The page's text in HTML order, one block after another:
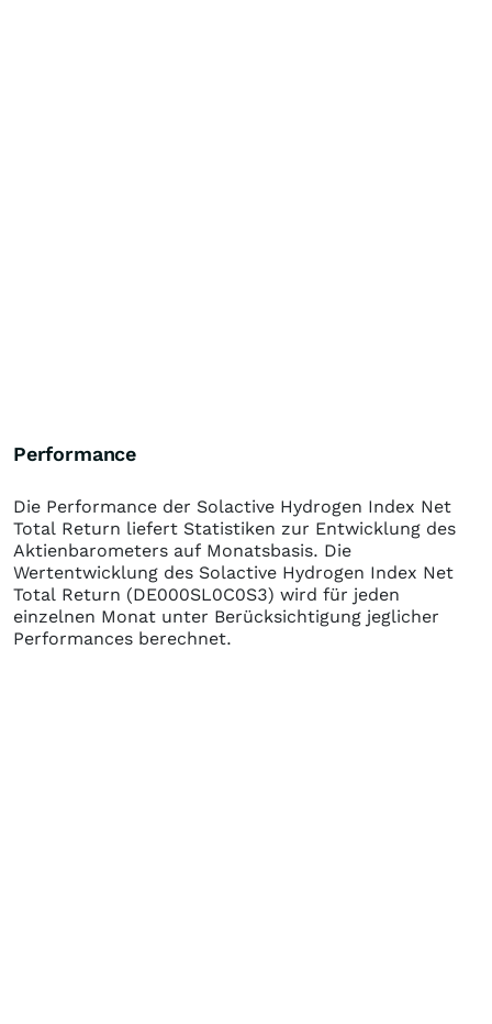
Performance
Die Performance der Solactive Hydrogen Index Net
Total Return liefert Statistiken zur Entwicklung des
Aktienbarometers auf Monatsbasis. Die
Wertentwicklung des Solactive Hydrogen Index Net
Total Return (DE000SL0C0S3) wird für jeden
einzelnen Monat unter Berücksichtigung jeglicher
Performances berechnet.